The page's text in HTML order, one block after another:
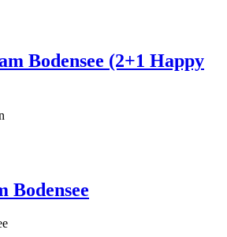
Bodensee (2+1 Happy
Bodensee